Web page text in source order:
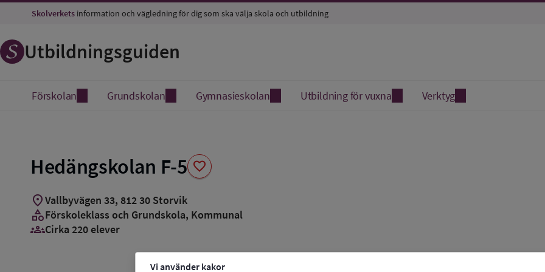
Vi använder kakor
Skolverkets information och vägledning för dig som ska välja skola och utbildning
Utbildningsguiden
Förskolan Grundskolan Gymnasieskolan Utbildning för vuxna Verktyg
Hedängskolan F-5 favorite
Spara
location_onVallbyvägen 33, 812 30 Storvik
categoryFörskoleklass och Grundskola, Kommunal
groups_3Cirka 220 elever